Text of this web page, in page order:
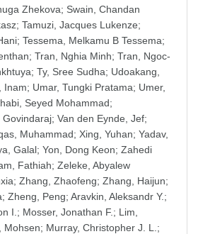
Zhekova; Swain, Chandan
; Tamuzi, Jacques Lukenze;
; Tessema, Melkamu B Tessema;
; Tran, Nghia Minh; Tran, Ngoc-
; Ty, Sree Sudha; Udoakang,
Inam; Umar, Tungki Pratama; Umer,
Seyed Mohammad;
Govindaraj; Van den Eynde, Jef;
Muhammad; Xing, Yuhan; Yadav,
Galal; Yon, Dong Keon; Zahedi
Fathiah; Zeleke, Abyalew
; Zhang, Zhaofeng; Zhang, Haijun;
; Zheng, Peng; Aravkin, Aleksandr Y.;
I. ; Mosser, Jonathan F. ; Lim,
Mohsen; Murray, Christopher J. L. ;